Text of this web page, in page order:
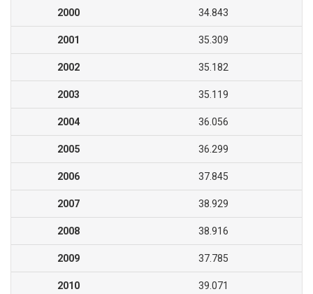
2000 34.843
2001 35.309
2002 35.182
2003 35.119
2004 36.056
2005 36.299
2006 37.845
2007 38.929
2008 38.916
2009 37.785
2010 39.071